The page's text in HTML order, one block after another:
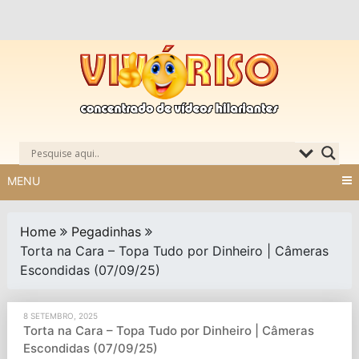
MENU
Home
Pegadinhas
Torta na Cara – Topa Tudo por Dinheiro | Câmeras
Escondidas (07/09/25)
8 SETEMBRO, 2025
Torta na Cara – Topa Tudo por Dinheiro | Câmeras
Escondidas (07/09/25)